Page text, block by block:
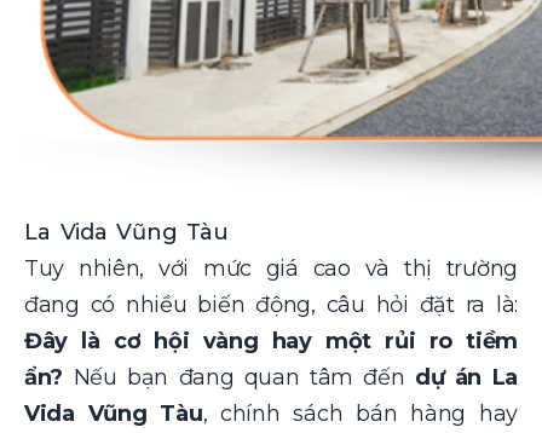
La Vida Vũng Tàu
Tuy nhiên, với mức giá cao và thị trường
đang có nhiều biến động, câu hỏi đặt ra là:
Đây là cơ hội vàng hay một rủi ro tiềm
ẩn? Nếu bạn đang quan tâm đến dự án La
Vida Vũng Tàu, chính sách bán hàng hay